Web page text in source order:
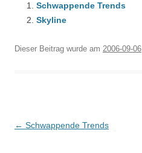
Schwappende Trends
Skyline
Dieser Beitrag wurde am 2006-09-06
Beitragsnavigation
← Schwappende Trends